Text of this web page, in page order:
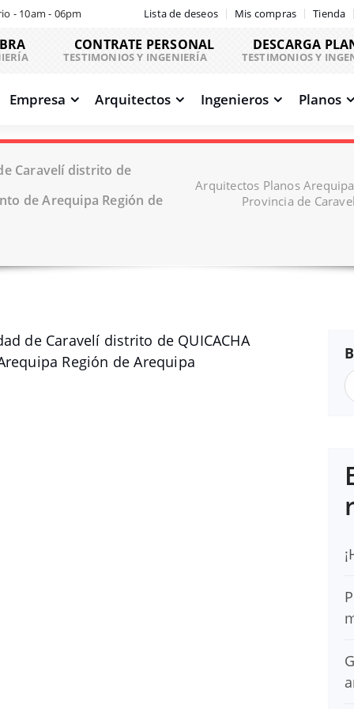
- 10am - 06pm Lista de deseos Mis compras Tienda
CONTRATE PERSONAL
TESTIMONIOS Y INGENIERÍA
DESCARGA
TESTIMONIOS Y
Empresa Arquitectos Ingenieros Planos
Caravelí distrito de
de Arequipa Región de
Arquitectos Planos
Provincia de
de Caravelí distrito de QUICACHA
Región de Arequipa